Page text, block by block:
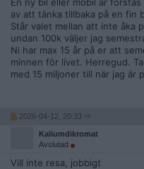
av att tänka tillbaka på en fin
Står valet mellan att inte åka
undan 100k väljer jag
Ni har max 15 år på er att
minnen för livet. Herregud.
med 15 miljoner till när jag är
2026-04-12, 20:33
Kaliumdikromat
Avslutad
Vill inte resa, jobbigt